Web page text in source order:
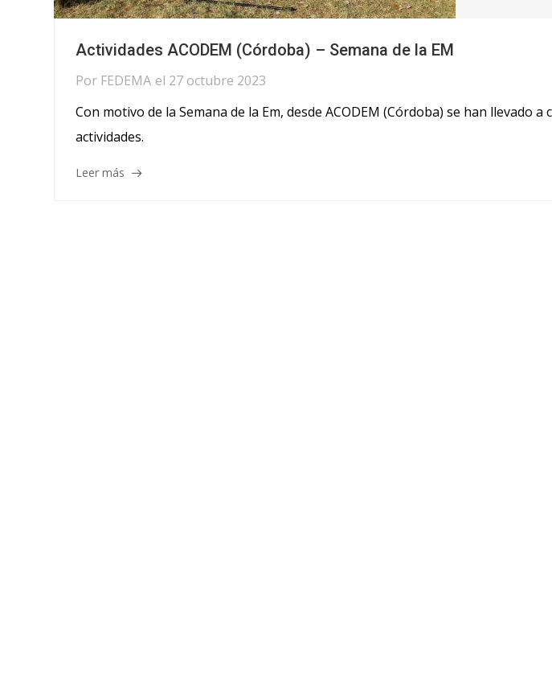
Actividades ACODEM (Córdoba) – Semana de la EM
Por FEDEMA el 27 octubre 2023
Con motivo de la Semana de la Em, desde ACODEM (Córdoba) se han llevado a
actividades.
Leer más